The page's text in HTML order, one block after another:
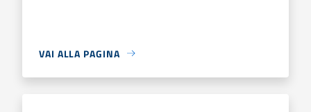
VAI ALLA PAGINA